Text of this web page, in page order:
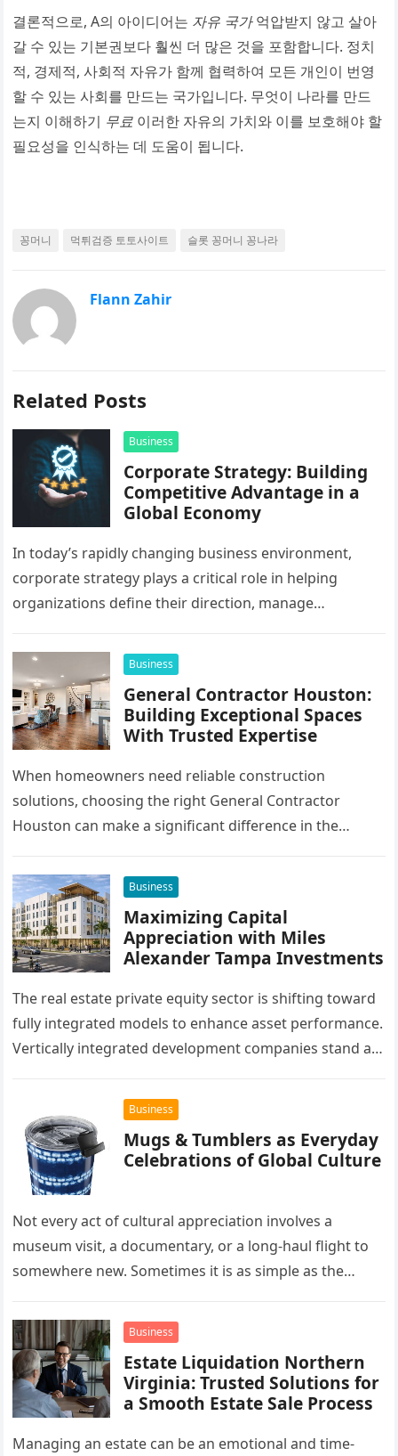
결론적으로, A의 아이디어는 자유 국가억압받지 않고 살아
갈 수 있는 기본권보다 훨씬 더 많은 것을 포함합니다. 정치
적, 경제적, 사회적 자유가 함께 협력하여 모든 개인이 번영
할 수 있는 사회를 만드는 국가입니다. 무엇이 나라를 만드
는지 이해하기 무료 이러한 자유의 가치와 이를 보호해야 할
필요성을 인식하는 데 도움이 됩니다.
꽁머니 먹튀검증 토토사이트 슬롯 꽁머니 꽁나라
Flann Zahir
Related Posts
Business
Corporate Strategy: Building
Competitive Advantage in a
Global Economy
In today’s rapidly changing business environment,
corporate strategy plays a critical role in helping
organizations define their direction, manage
operating across…
Business
General Contractor Houston:
Building Exceptional Spaces
With Trusted Expertise
When homeowners need reliable construction
solutions, choosing the right General Contractor
Houston can make a significant difference in the
Business
Maximizing Capital
Appreciation with Miles
Alexander Tampa Investments
The real estate private equity sector is shifting toward
fully integrated models to enhance asset performance.
Vertically integrated development companies stand at
Business
Mugs & Tumblers as Everyday
Celebrations of Global Culture
Not every act of cultural appreciation involves a
museum visit, a documentary, or a long-haul flight to
somewhere new. Sometimes it is as simple as the
Business
Estate Liquidation Northern
Virginia: Trusted Solutions for
a Smooth Estate Sale Process
Managing an estate can be an emotional and time-